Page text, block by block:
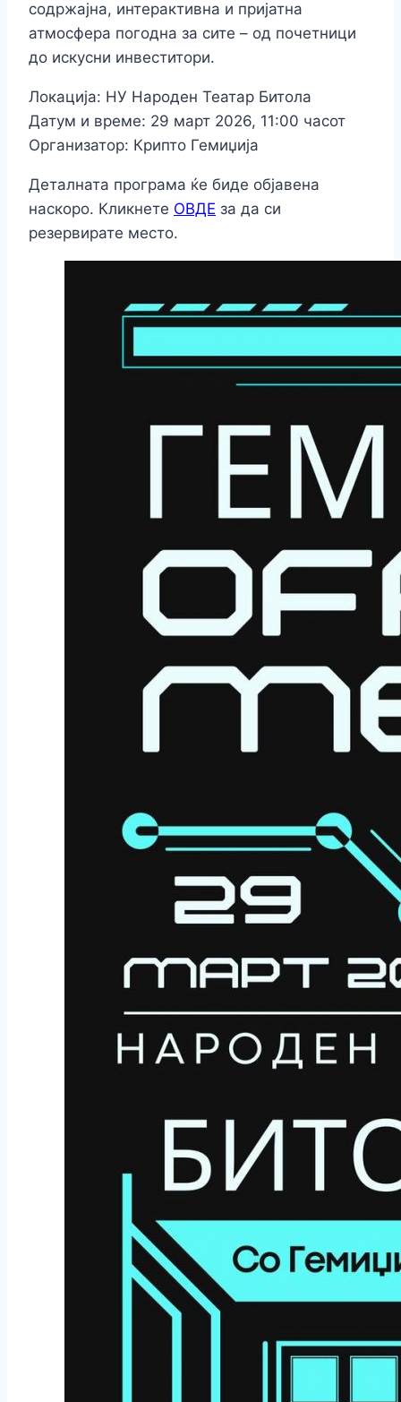
содржајна, интерактивна и пријатна
атмосфера погодна за сите – од почетници
до искусни инвеститори.
Локација: НУ Народен Театар Битола
Датум и време: 29 март 2026, 11:00 часот
Организатор: Крипто Гемиџија
Деталната програма ќе биде објавена
наскоро. Кликнете ОВДЕ за да си
резервирате место.